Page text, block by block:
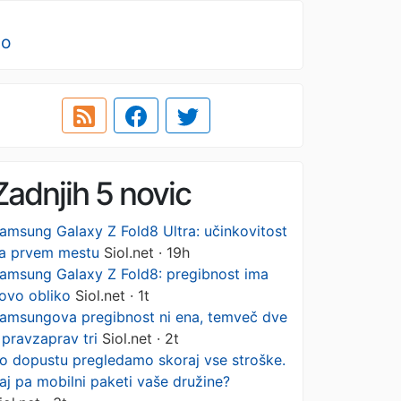
5 novic
Galaxy Z Fold8 Ultra: učinkovitost
prvem mestu Siol.net · 19h
Galaxy Z Fold8: pregibnost ima
obliko Siol.net · 1t
pregibnost ni ena, temveč dve
pravzaprav tri Siol.net · 2t
dopustu pregledamo skoraj vse stroške.
pa mobilni paketi vaše družine?